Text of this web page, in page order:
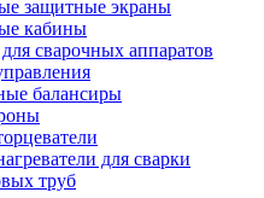
защитные экраны
кабины
сварочных аппаратов
балансиры
для сварки
труб